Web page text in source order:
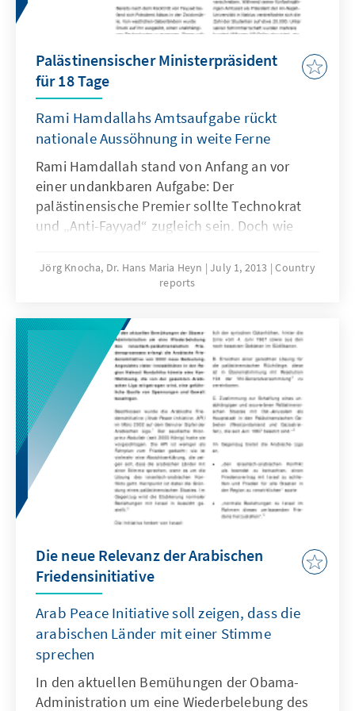
Palästinensischer Ministerpräsident
für 18 Tage
Rami Hamdallahs Amtsaufgabe rückt
nationale Aussöhnung in weite Ferne
Rami Hamdallah stand von Anfang an vor
einer undankbaren Aufgabe: Der
palästinensische Premier sollte Technokrat
und „Anti-Fayyad“ zugleich sein. Doch wie
palästinensischen Machtkämpfen. Die
erneuten Friedensbemühungen der
eines neuen Regierungschefs haben.
Jörg Knocha, Dr. Hans Maria Heyn July 1, 2013
Country
reports
Die neue Relevanz der Arabischen
Friedensinitiative
Arab Peace Initiative soll zeigen, dass die
arabischen Länder mit einer Stimme
sprechen
In den aktuellen Bemühungen der Obama-
Administration um eine Wiederbelebung des